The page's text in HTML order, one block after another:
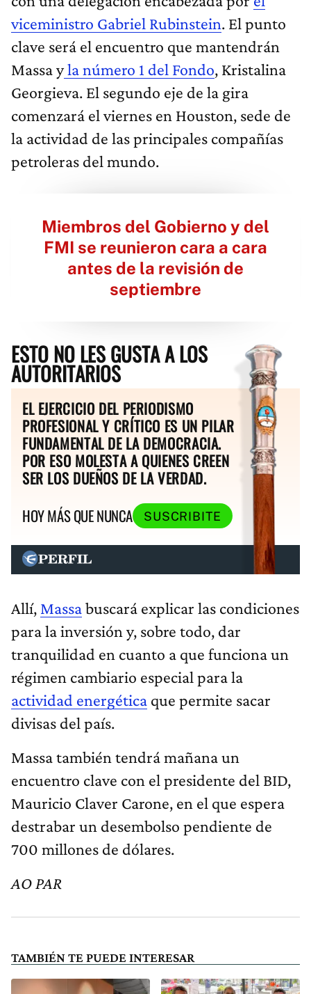
viceministro Gabriel Rubinstein. El punto
clave será el encuentro que mantendrán
Massa yla número 1 del Fondo, Kristalina
Georgieva. El segundo eje de la gira
comenzará el viernes en Houston, sede de
la actividad de las principales compañías
petroleras del mundo.
Miembros del Gobierno y del
FMI se reunieron cara a cara
antes de la revisión de
septiembre
ESTO NO LES GUSTA A LOS
AUTORITARIOS
EL EJERCICIO DEL PERIODISMO
PROFESIONAL Y CRÍTICO ES UN PILAR
FUNDAMENTAL DE LA DEMOCRACIA.
POR ESO MOLESTA A QUIENES CREEN
SER LOS DUEÑOS DE LA VERDAD.
HOY MÁS QUE NUNCA
SUSCRIBITE
Allí, Massabuscará explicar las condiciones
para la inversión y, sobre todo, dar
tranquilidad en cuanto a que funciona un
régimen cambiario especial para la
actividad energética que permite sacar
divisas del país.
Massa también tendrá mañana un
encuentro clave con el presidente del BID,
Mauricio Claver Carone, en el que espera
destrabar un desembolso pendiente de
700 millones de dólares.
AO PAR
TAMBIÉN TE PUEDE INTERESAR